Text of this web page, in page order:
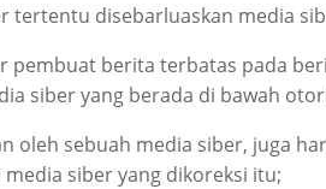
tertentu disebarluaskan media
pembuat berita terbatas pada
siber yang berada di bawah
oleh sebuah media siber, juga
siber yang dikoreksi itu;